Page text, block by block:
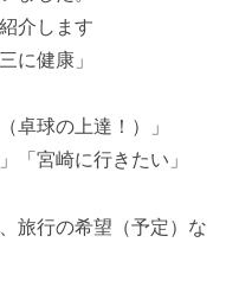
介します
に健康」
卓球の上達！）」
「宮崎に行きたい」
旅行の希望（予定）な